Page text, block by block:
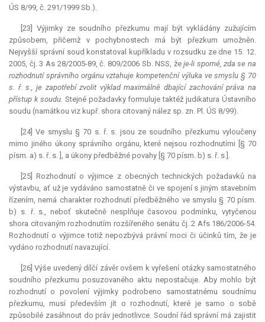
ÚS 8/99, č. 291/1999 Sb.).
[23] Výjimky ze soudního přezkumu mají být vykládány zužujícím
způsobem, přičemž v pochybnostech má být přezkum umožněn.
Nejvyšší správní soud konstatoval kupříkladu v rozsudku ze dne 15. 12.
2005, čj. 3 As 28/2005-89, č. 809/2006 Sb. NSS, žeje-li sporné, zda se na
rozhodnutí správního orgánu vztahuje kompetenční výluka ve smyslu § 70
s. ř. s., je zapotřebí zvolit výklad maximálně dbající zachování práva na
přístup k soudu. Stejné požadavky formuluje taktéžjudikatura Ústavního
soudu (namátkou viz kupř. shora citovaný nález sp. zn. Pl. ÚS 8/99).
[24] Ve smyslu § 70 s. ř. s. jsou ze soudního přezkumu vyloučeny
mimo jiného úkony správního orgánu, které nejsou rozhodnutími [§ 70
písm. a) s. ř. s. ], a úkony předběžné povahy [§ 70 písm. b) s. ř. s.].
[25] Rozhodnutí o výjimce z obecných technických požadavků na
výstavbu, ať už je vydáváno samostatně či ve spojení s jiným stavebním
řízením, nemá charakter rozhodnutí předběžného ve smyslu § 70 písm.
b) s. ř. s., neboť skutečně nesplňuje časovou podmínku, vytyčenou
shora citovaným rozhodnutím rozšířeného senátu čj. 2 Afs 186/2006-54.
Rozhodnutí o výjimce totiž nepozbývá právní moci či účinků tím, že je
vydáno rozhodnutí navazující.
[26] Výše uvedený dílčí závěr ovšem k vyřešení otázky samostatného
soudního přezkumu posuzovaného aktu nepostačuje. Aby mohlo být
rozhodnutí o povolení výjimky podrobeno samostatnému soudnímu
přezkumu, musí především jít o rozhodnutí, které je samo o sobě
způsobilé zasáhnout do práv jednotlivce. Soudní řád správní má zajistit